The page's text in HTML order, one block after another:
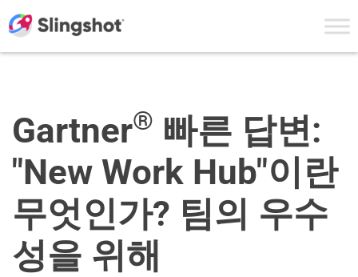
Gartner® 빠른 답변:
"New Work Hub"이란
무엇인가? 팀의 우수
성을 위해